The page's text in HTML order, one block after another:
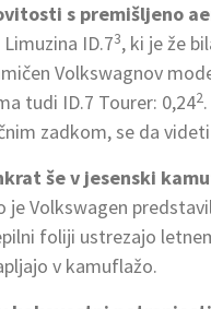
s premišljeno
ID.73, ki je že
Volkswagnov
tudi ID.7 Tourer: 0,242
zadkom, se da
še v jesenski
je Volkswagen
foliji ustrezajo
v kamuflažo.